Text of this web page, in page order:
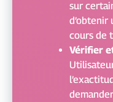
sur
d’obtenir
cours de
Vérifier